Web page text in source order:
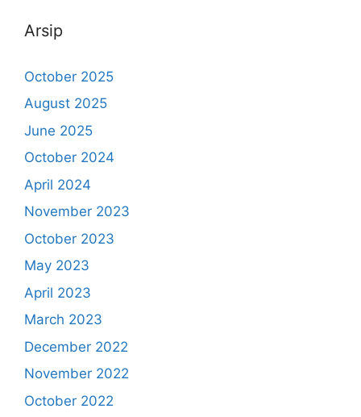
Arsip
October 2025
August 2025
June 2025
October 2024
April 2024
November 2023
October 2023
May 2023
April 2023
March 2023
December 2022
November 2022
October 2022